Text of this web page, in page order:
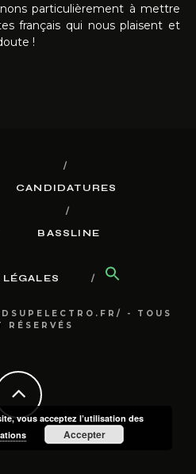
particulièrement à mettre
français qui nous plaisent et
!
CANDIDATURES
BASSLINE
- TOUS
RÉSERVÉS
vous acceptez l’utilisation des
Accepter